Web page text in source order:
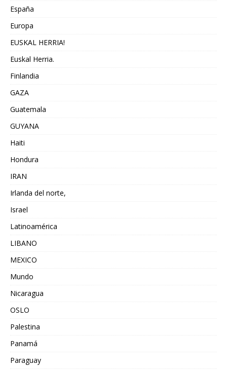
España
Europa
EUSKAL HERRIA!
Euskal Herria.
Finlandia
GAZA
Guatemala
GUYANA
Haiti
Hondura
IRAN
Irlanda del norte,
Israel
Latinoamérica
LIBANO
MEXICO
Mundo
Nicaragua
OSLO
Palestina
Panamá
Paraguay